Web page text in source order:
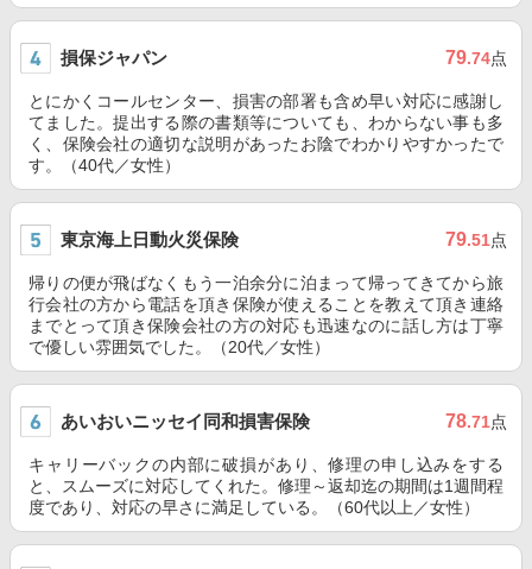
損保ジャパン 79.74点
とにかくコールセンター、損害の部署も含め早い対応に感謝し
てました。提出する際の書類等についても、わからない事も多
く、保険会社の適切な説明があったお陰でわかりやすかったで
す。（40代／女性）
東京海上日動火災保険 79.51点
帰りの便が飛ばなくもう一泊余分に泊まって帰ってきてから旅
行会社の方から電話を頂き保険が使えることを教えて頂き連絡
までとって頂き保険会社の方の対応も迅速なのに話し方は丁寧
で優しい雰囲気でした。（20代／女性）
あいおいニッセイ同和損害保険 78.71点
キャリーバックの内部に破損があり、修理の申し込みをする
と、スムーズに対応してくれた。修理～返却迄の期間は1週間程
度であり、対応の早さに満足している。（60代以上／女性）